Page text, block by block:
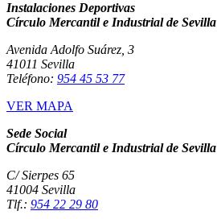
Instalaciones Deportivas
Círculo Mercantil e Industrial de Sevilla
Avenida Adolfo Suárez, 3
41011 Sevilla
Teléfono: 954 45 53 77
VER MAPA
Sede Social
Círculo Mercantil e Industrial de Sevilla
C/ Sierpes 65
41004 Sevilla
Tlf.: 954 22 29 80